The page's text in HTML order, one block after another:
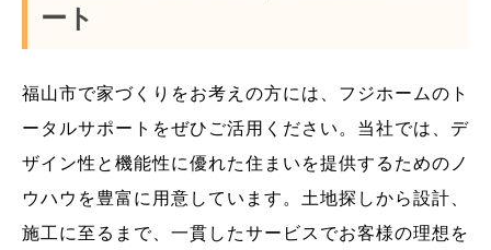
ート
福山市で家づくりをお考えの方には、フジホームのト
ータルサポートをぜひご活用ください。当社では、デ
ザイン性と機能性に優れた住まいを提供するためのノ
ウハウを豊富に用意しています。土地探しから設計、
施工に至るまで、一貫したサービスでお客様の理想を